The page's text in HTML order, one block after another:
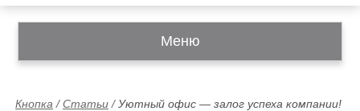
Меню
Кнопка /Статьи /Уютный офис — залог успеха компании!